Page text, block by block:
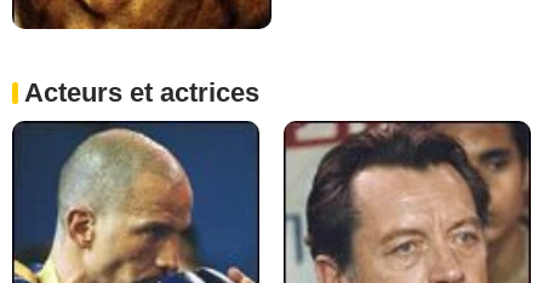
Acteurs et actrices